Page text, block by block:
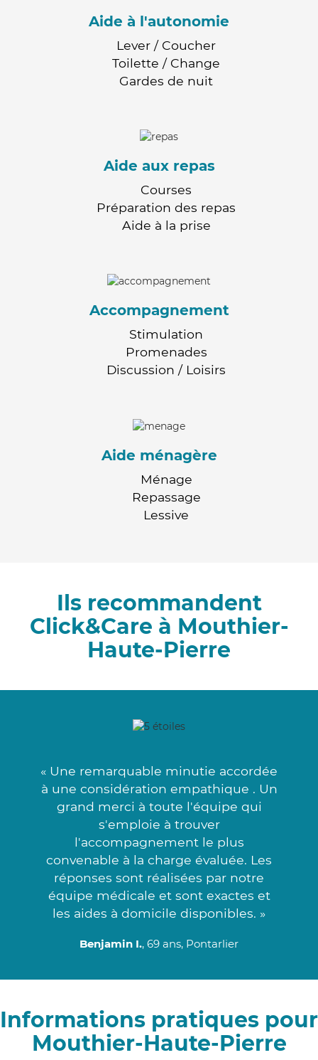
Aide à l'autonomie
Lever / Coucher
Toilette / Change
Gardes de nuit
Aide aux repas
Courses
Préparation des repas
Aide à la prise
Accompagnement
Stimulation
Promenades
Discussion / Loisirs
Aide ménagère
Ménage
Repassage
Lessive
Ils recommandent
Click&Care à Mouthier-
Haute-Pierre
« Une remarquable minutie accordée
à une considération empathique . Un
grand merci à toute l'équipe qui
s'emploie à trouver
l'accompagnement le plus
convenable à la charge évaluée. Les
réponses sont réalisées par notre
équipe médicale et sont exactes et
les aides à domicile disponibles. »
Benjamin I., 69 ans, Pontarlier
Informations pratiques pour
Mouthier-Haute-Pierre